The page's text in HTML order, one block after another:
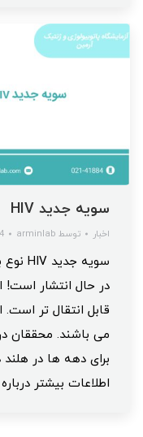
سویه جدید HIV
اخبار توسط arminlab
24
قابل انتقال تر است.
برای دهه‌ ها در
اطلاعات بیشتر